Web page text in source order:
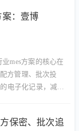
案：壹博
mes方案的核心在
方管理、批次投
电子化记录，减少
保密、批次追